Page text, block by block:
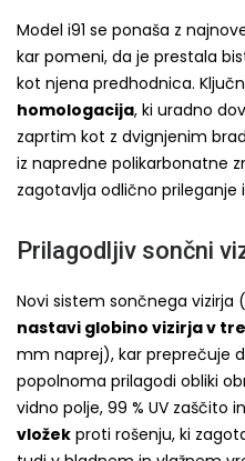
Model i91 se ponaša z
kar pomeni, da je prestala
kot njena predhodnica.
homologacija, ki uradno
zaprtim kot z dvignjenim
iz napredne polikarbonatne
zagotavlja odlično prileganje
Prilagodljiv sončni
Novi sistem sončnega vizirja
nastavi globino vizirja v
mm naprej), kar preprečuje
popolnoma prilagodi obliki
vidno polje, 99 % UV zaščito
vložek proti rošenju, ki